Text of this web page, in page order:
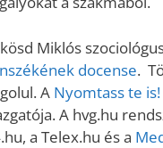
Miklós
docense.
A Nyomtass te
A hvg.hu
a Telex.hu és a